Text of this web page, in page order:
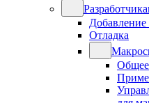
Отладка
Общее